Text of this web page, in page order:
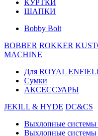
КУРТКИ
ШАПКИ
Bobby Bolt
BOBBER ROKKER
MACHINE
Для ROYAL
Сумки
АКСЕССУАРЫ
JEKILL & HYDE DC&CS
Выхлопные системы
Выхлопные системы